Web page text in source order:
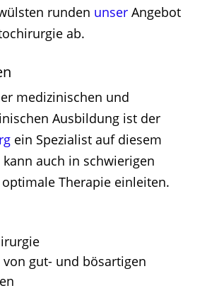
runden unserAngebot
ab.
medizinischen und
Ausbildung ist der
ein Spezialist auf diesem
auch in schwierigen
Therapie einleiten.
von gut- und bösartigen